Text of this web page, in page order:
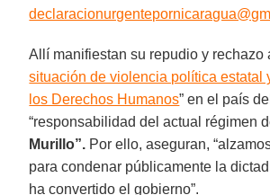
Allí manifiestan su repudio y rechazo
situación de violencia política estatal
los Derechos Humanos” en el país
“responsabilidad del actual régimen
Murillo”. Por ello, aseguran,
para condenar públicamente la
ha convertido el gobierno”.